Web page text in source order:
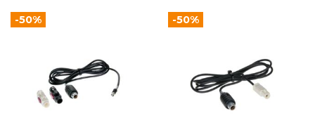
-50% -50%